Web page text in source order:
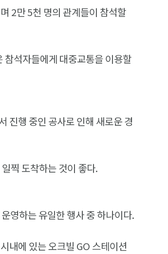
2만 5천 명의 관계들이 참석할
참석자들에게 대중교통을 이용할
진행 중인 공사로 인해 새로운 경
찍 도착하는 것이 좋다.
영하는 유일한 행사 중 하나이다.
내에 있는 오크빌 GO 스테이션